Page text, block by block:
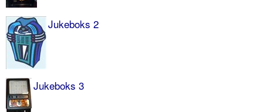
Jukeboks 2
Jukeboks 3